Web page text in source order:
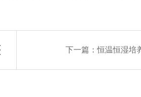
下一篇：恒温恒湿培